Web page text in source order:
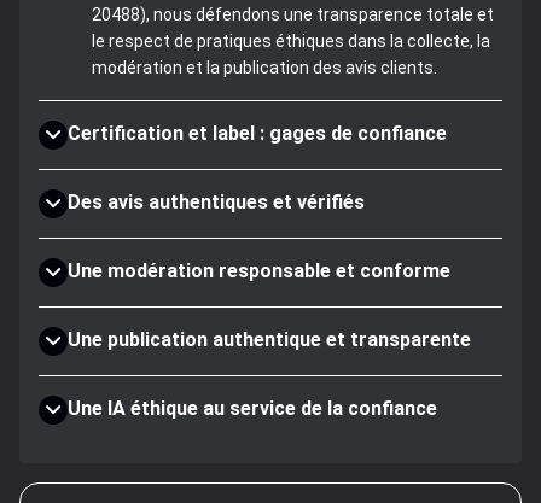
20488), nous défendons une transparence totale et
le respect de pratiques éthiques dans la collecte, la
modération et la publication des avis clients.
Certification et label : gages de confiance
Des avis authentiques et vérifiés
Une modération responsable et conforme
Une publication authentique et transparente
Une IA éthique au service de la confiance